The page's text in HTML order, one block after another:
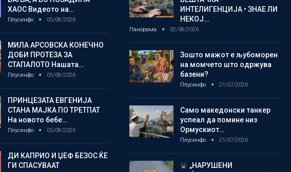
ХАОС Видеото на…
Плусинфо 05/08/2026
МИЛА АРСОВСКА КОНЕЧНО
ДОБИ ПРОТЕЗА ЗА
СТАПАЛОТО Нашата…
Плусинфо 05/08/2026
ПРИНЦЕЗАТА ЕВГЕНИЈА
СТАНА МАЈКА ПО ТРЕТПАТ
На новото бебе…
Плусинфо 05/08/2026
ДИ КАПРИО И ЏЕФ БЕЗОС ЌЕ
ГИ СПАСУВААТ
ИНТЕЛИГЕНЦИЈА • ЗНАЕ ЛИ
НЕКОЈ…
Панорама 02/08/2026
Зошто мажот е љубоморен
на момчето што одржува
базени?
Плусинфо 21/07/2026
Само македонски танкер
успеал да помине низ
Ормускиот…
Плусинфо 21/07/2026
„НАРУШЕНИ